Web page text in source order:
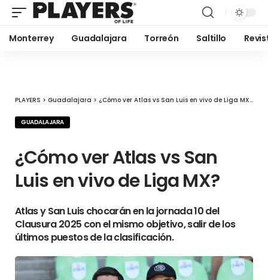
Monterrey Guadalajara Torreón Saltillo
PLAYERS > Guadalajara > ¿Cómo ver Atlas vs San Luis en vivo de Liga MX?
GUADALAJARA
¿Cómo ver Atlas vs San
Luis en vivo de Liga MX?
Atlas y San Luis chocarán en la jornada 10 del
Clausura 2025 con el mismo objetivo, salir de los
últimos puestos de la clasificación.